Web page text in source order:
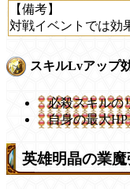
【備考】
対戦イベントでは効
スキルLvアップ
必殺スキルの
自身の最大
英雄明晶の業魔